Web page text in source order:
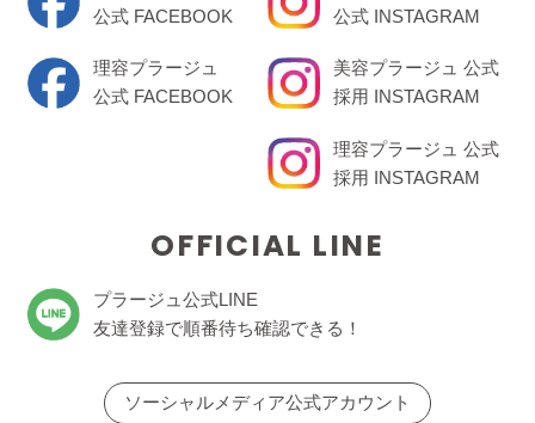
公式 FACEBOOK
理容プラージュ
公式 FACEBOOK
公式 INSTAGRAM
美容プラージュ 公式
採用 INSTAGRAM
理容プラージュ 公式
採用 INSTAGRAM
OFFICIAL LINE
プラージュ公式LINE
友達登録で順番待ち確認できる！
ソーシャルメディア公式アカウント